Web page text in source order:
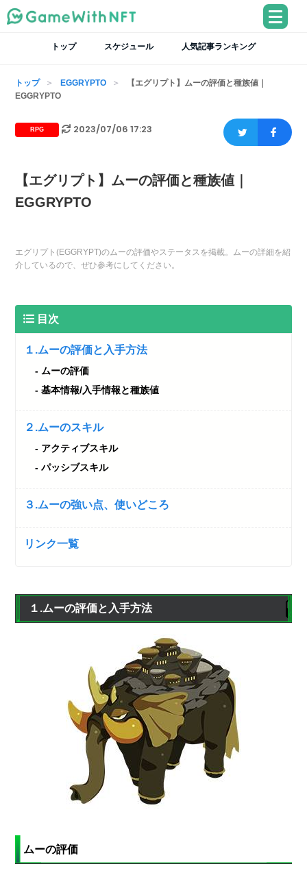
トップ スケジュール 人気記事ランキング
トップ EGGRYPTO
【エグリプト】ムーの評価と種族値｜
EGGRYPTO
RPG 2023/07/06 17:23
【エグリプト】ムーの評価と種族値｜
EGGRYPTO
エグリプト(EGGRYPT)のムーの評価やステータスを掲載。ムーの詳細を紹
介しているので、ぜひ参考にしてください。
目次
１.ムーの評価と入手方法
ムーの評価
基本情報/入手情報と種族値
２.ムーのスキル
アクティブスキル
パッシブスキル
３.ムーの強い点、使いどころ
リンク一覧
１.ムーの評価と入手方法
ムーの評価